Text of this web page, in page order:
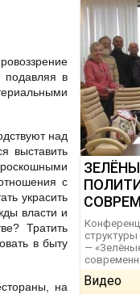
подавляя в
над
выставить
с
украсить
власти и
Тратить
в быту
на
—
Видео